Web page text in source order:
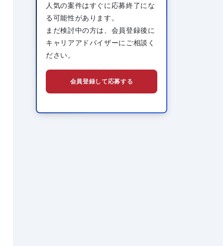
人気の案件はすぐに応募終了にな
る可能性があります。
まだ検討中の方は、会員登録後に
キャリアアドバイザーにご相談く
ださい。
会員登録して応募する